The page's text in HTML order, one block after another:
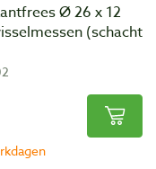
Ø 26 x 12
(schacht